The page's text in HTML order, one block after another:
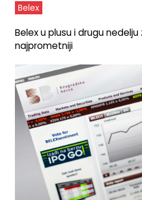
Belex
Belex u plusu i drugu
najprometniji